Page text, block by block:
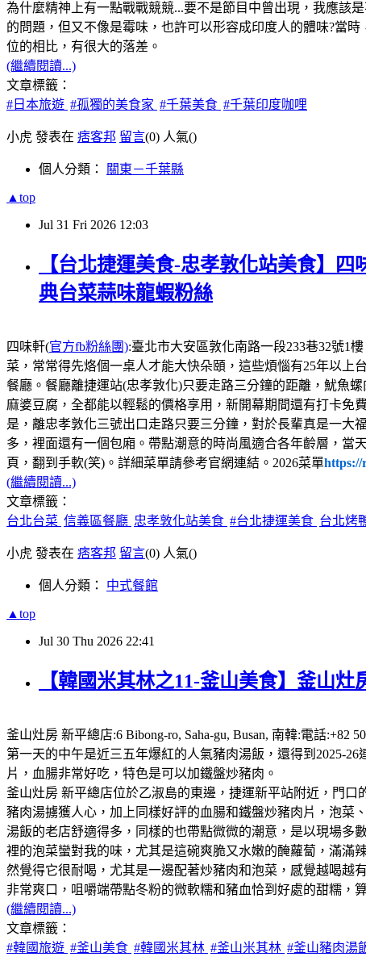
為什麼精神上有一點戰戰競競...要不是節目中曾出現，我應該
的問題，但又不像是霉味，也許可以形容成印度人的體味?當
位的相比，有很大的落差。
(繼續閱讀...)
文章標籤：
#日本旅遊 #孤獨的美食家 #千葉美食 #千葉印度咖哩
小虎 發表在 痞客邦 留言(0) 人氣()
個人分類： 關東－千葉縣
▲top
Jul 31 Fri 2026 12:03
【台北捷運美食-忠孝敦化站美食】
典台菜蒜味龍蝦粉絲
四味軒(官方fb粉絲團):臺北市大安區敦化南路一段233巷32號1樓
菜，常常得先烙個一桌人才能大快朵頤，這些煩惱有25年以
餐廳。餐廳離捷運站(忠孝敦化)只要走路三分鐘的距離，魷魚
麻婆豆腐，全都能以輕鬆的價格享用，新開幕期間還有打卡免
是，離忠孝敦化三號出口走路只要三分鐘，對於長輩真是一大
多，裡面還有一個包廂。帶點潮意的時尚風適合各年齡層，當
頁，翻到手軟(笑)。詳細菜單請參考官網連結。2026菜單https://
(繼續閱讀...)
文章標籤：
台北台菜 信義區餐廳 忠孝敦化站美食 #台北捷運美食 台北烤
小虎 發表在 痞客邦 留言(0) 人氣()
個人分類： 中式餐館
▲top
Jul 30 Thu 2026 22:41
【韓國米其林之11-釜山美食】釜山
釜山灶房 新平總店:6 Bibong-ro, Saha-gu, Busan, 南韓:電話
第一天的中午是近三五年爆紅的人氣豬肉湯飯，還得到2025-
片，血腸非常好吃，特色是可以加鐵盤炒豬肉。
釜山灶房 新平總店位於乙淑島的東邊，捷運新平站附近，門
豬肉湯擄獲人心，加上同樣好評的血腸和鐵盤炒豬肉片，泡菜
湯飯的老店舒適得多，同樣的也帶點微微的潮意，是以現場多
裡的泡菜蠻對我的味，尤其是這碗爽脆又水嫩的醃蘿蔔，滿滿
然覺得它很耐喝，尤其是一邊配著炒豬肉和泡菜，感覺越喝越
非常爽口，咀嚼端帶點冬粉的微軟糯和豬血恰到好處的甜糯，
(繼續閱讀...)
文章標籤：
#韓國旅遊 #釜山美食 #韓國米其林 #釜山米其林 #釜山豬肉湯